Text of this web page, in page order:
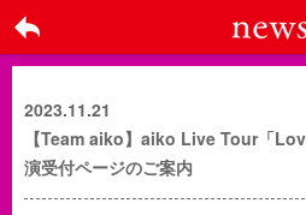
戻る
2023.11.21
【Team aiko】aiko Live Tour「
演受付ページのご案内